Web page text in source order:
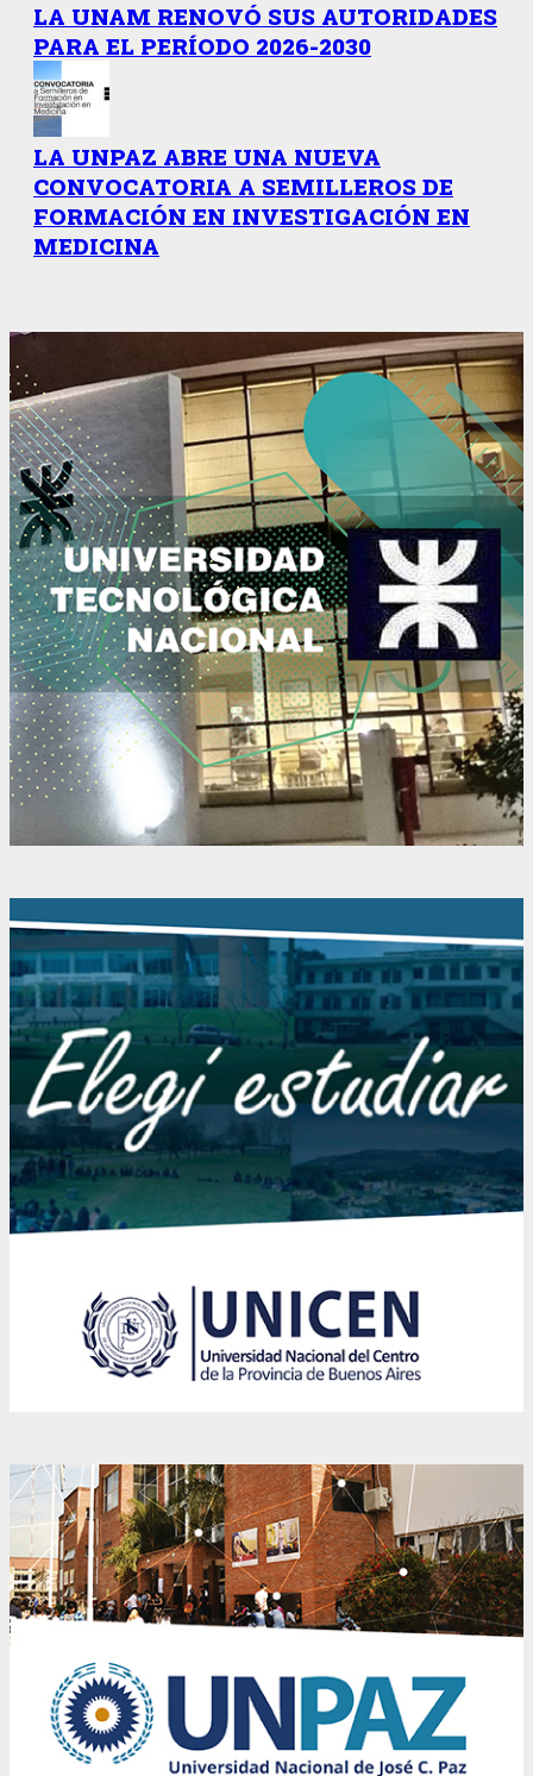
LA UNAM RENOVÓ SUS AUTORIDADES
PARA EL PERÍODO 2026-2030
LA UNPAZ ABRE UNA NUEVA
CONVOCATORIA A SEMILLEROS DE
FORMACIÓN EN INVESTIGACIÓN EN
MEDICINA